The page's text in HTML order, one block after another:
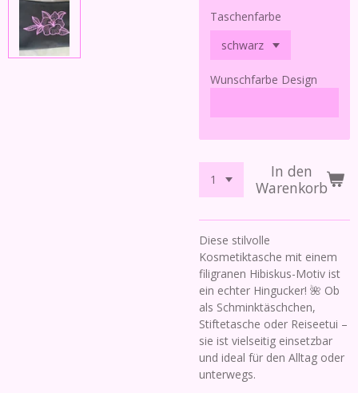
Taschenfarbe
Wunschfarbe Design
In den
Warenkorb
Diese stilvolle
Kosmetiktasche mit einem
filigranen Hibiskus-Motiv ist
ein echter Hingucker! 🌺 Ob
als Schminktäschchen,
Stiftetasche oder Reiseetui –
sie ist vielseitig einsetzbar
und ideal für den Alltag oder
unterwegs.